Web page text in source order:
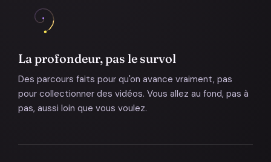
La profondeur, pas le survol
Des parcours faits pour qu'on avance vraiment, pas
pour collectionner des vidéos. Vous allez au fond, pas à
pas, aussi loin que vous voulez.